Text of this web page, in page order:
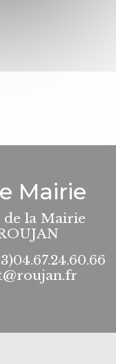
Mairie
de la Mairie